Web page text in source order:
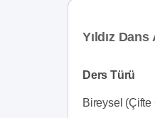
Yıldız
Ders Türü
Bireysel (Çifte